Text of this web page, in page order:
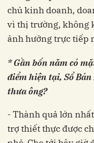
chủ kinh doanh,
vì thị trường, không
ảnh hưởng trực tiếp
* Gần bốn năm có
điểm hiện tại, Sổ
thưa ông?
- Thành quả lớn
trợ thiết thực được